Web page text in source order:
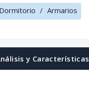
/ Armarios
y Características